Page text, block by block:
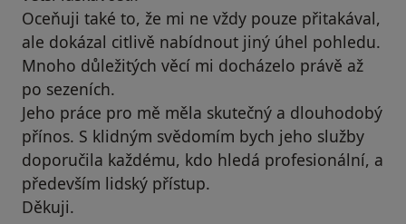
Oceňuji také to, že mi ne vždy pouze přitakával,
ale dokázal citlivě nabídnout jiný úhel pohledu.
Mnoho důležitých věcí mi docházelo právě až
po sezeních.
Jeho práce pro mě měla skutečný a dlouhodobý
přínos. S klidným svědomím bych jeho služby
doporučila každému, kdo hledá profesionální, a
především lidský přístup.
Děkuji.